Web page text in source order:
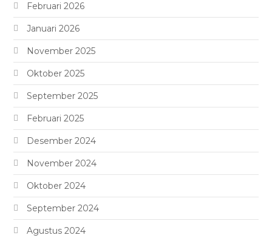
Februari 2026
Januari 2026
November 2025
Oktober 2025
September 2025
Februari 2025
Desember 2024
November 2024
Oktober 2024
September 2024
Agustus 2024